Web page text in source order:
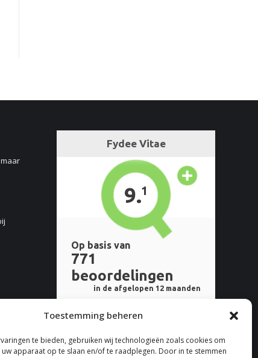
Toestemming beheren
te bieden, gebruiken wij technologieën zoals cookies om
apparaat op te slaan en/of te raadplegen. Door in te stemmen